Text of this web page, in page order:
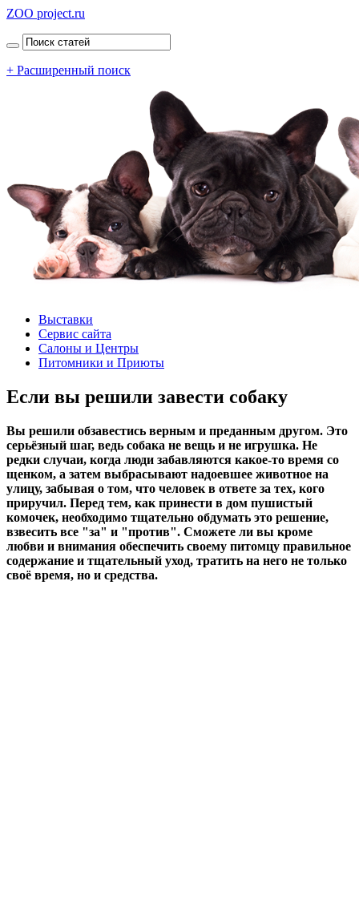
ZOO project.ru
+ Расширенный поиск
Выставки
Сервис сайта
Салоны и Центры
Питомники и Приюты
Если вы решили завести собаку
Вы решили обзавестись верным и преданным другом. Это
серьёзный шаг, ведь собака не вещь и не игрушка. Не
редки случаи, когда люди забавляются какое-то время со
щенком, а затем выбрасывают надоевшее животное на
улицу, забывая о том, что человек в ответе за тех, кого
приручил. Перед тем, как принести в дом пушистый
комочек, необходимо тщательно обдумать это решение,
взвесить все "за" и "против". Сможете ли вы кроме
любви и внимания обеспечить своему питомцу правильное
содержание и тщательный уход, тратить на него не только
своё время, но и средства.